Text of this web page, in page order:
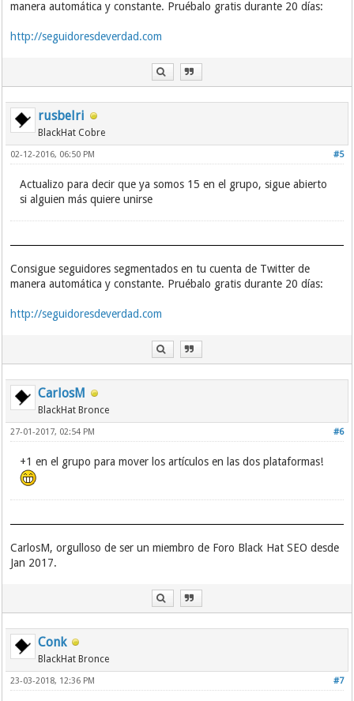
manera automática y constante. Pruébalo gratis durante 20 días:
http://seguidoresdeverdad.com
rusbelri
BlackHat Cobre
#5
02-12-2016, 06:50 PM
Actualizo para decir que ya somos 15 en el grupo, sigue abierto
si alguien más quiere unirse
Consigue seguidores segmentados en tu cuenta de Twitter de
manera automática y constante. Pruébalo gratis durante 20 días:
http://seguidoresdeverdad.com
CarlosM
BlackHat Bronce
#6
27-01-2017, 02:54 PM
+1 en el grupo para mover los artículos en las dos plataformas!
CarlosM, orgulloso de ser un miembro de Foro Black Hat SEO desde
Jan 2017.
Conk
BlackHat Bronce
#7
23-03-2018, 12:36 PM